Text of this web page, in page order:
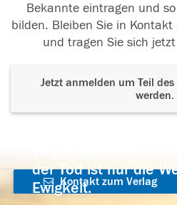
Bekannte eintragen und
bilden. Bleiben Sie in
und tragen Sie sich
Jetzt anmelden um Teil
werden.
der Tod ist nur die
Ewigkeit.
Kontakt zum Verlag